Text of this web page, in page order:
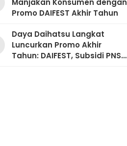
Manjakan Konsumen dengan
Promo DAIFEST Akhir Tahun
Daya Daihatsu Langkat
Luncurkan Promo Akhir
Tahun: DAIFEST, Subsidi PNS,